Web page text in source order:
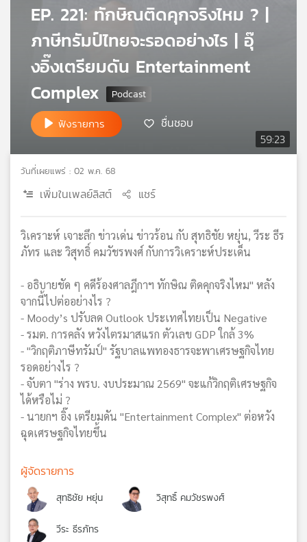
แผนที่
เครือ
59:23
EP. 221: ทักษิณติดคุกจริงไหม ? |
ภาษีทรัมป์ไทยจะรอดอย่างไร | อุ๊
งอิ๊งเตรียมดัน Entertainment
Complex
ฟังรายการ ชื่นชอบ
วันที่เผยแพร่ : 02 พ.ค. 68
เพิ่มในเพลย์ลิสต์ แชร์
วิเคราะห์ เจาะลึก ข่าวเด่น ข่าวร้อน กับ สุทธิชัย หยุ่น, วีระ ธีร
ภัทร และ วิสุทธิ์ คมวัชรพงศ์ กับการวิเคราะห์ประเด็น
- อธิบายชัด ๆ คดีร้องศาลฎีกาฯ ทักษิณ ติดคุกจริงไหม" หลัง
จากนี้ไปต่ออย่างไร ?
- Moody’s ปรับลด Outlook ประเทศไทยเป็น Negative
- รมต. การคลัง หวังไตรมาสแรก ตัวเลข GDP ใกล้ 3%
- "วิกฤติภาษีทรัมป์" รัฐบาลแพทองธารจะพาเศรษฐกิจไทย
รอดอย่างไร ?
- จับตา "ร่าง พรบ. งบประมาณ 2569" จะแก้วิกฤติเศรษฐกิจ
ได้หรือไม่ ?
- นายกฯ อิ๊ง เตรียมดัน "Entertainment Complex" ต่อหวัง
ฉุดเศรษฐกิจไทยขึ้น
ผู้จัดรายการ
สุทธิชัย หยุ่น วิสุทธิ์ คมวัชรพงศ์
วีระ ธีรภัทร